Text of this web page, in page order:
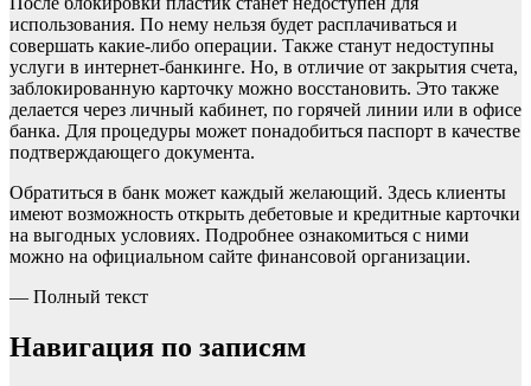
использования. По нему нельзя будет расплачиваться и
совершать какие-либо операции. Также станут недоступны
услуги в интернет-банкинге. Но, в отличие от закрытия счета,
заблокированную карточку можно восстановить. Это также
делается через личный кабинет, по горячей линии или в офисе
банка. Для процедуры может понадобиться паспорт в качестве
подтверждающего документа.
Обратиться в банк может каждый желающий. Здесь клиенты
имеют возможность открыть дебетовые и кредитные карточки
на выгодных условиях. Подробнее ознакомиться с ними
можно на официальном сайте финансовой организации.
— Полный текст
Навигация по записям